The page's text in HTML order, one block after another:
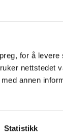
for å
nettstedet
annen
Statistikk